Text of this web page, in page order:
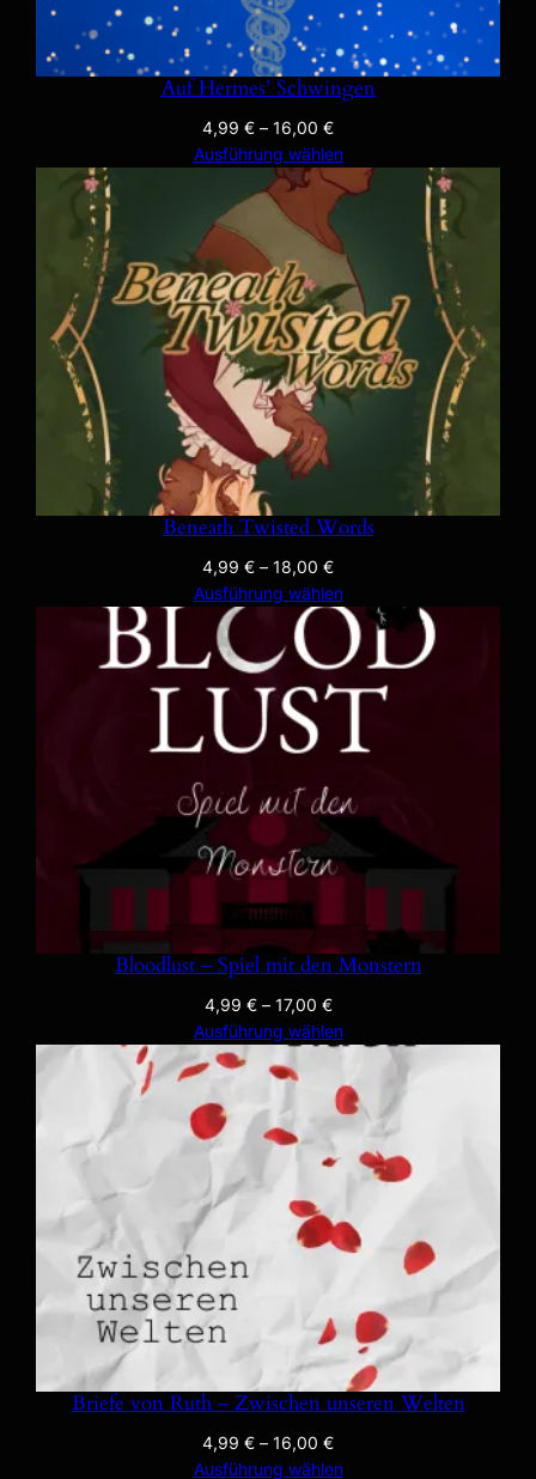
Auf Hermes’ Schwingen
4,99 € – 16,00 €
Ausführung wählen
Beneath Twisted Words
4,99 € – 18,00 €
Ausführung wählen
Bloodlust – Spiel mit den Monstern
4,99 €– 17,00 €
Ausführung wählen
Briefe von Ruth – Zwischen unseren Welten
4,99 € – 16,00 €
Ausführung wählen